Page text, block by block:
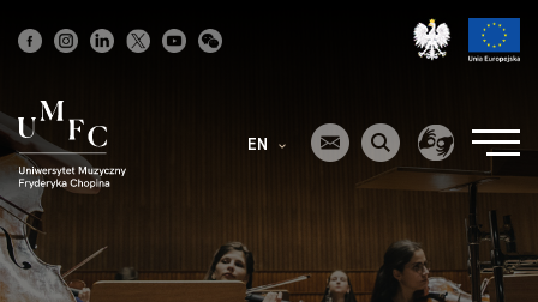
główna
EN